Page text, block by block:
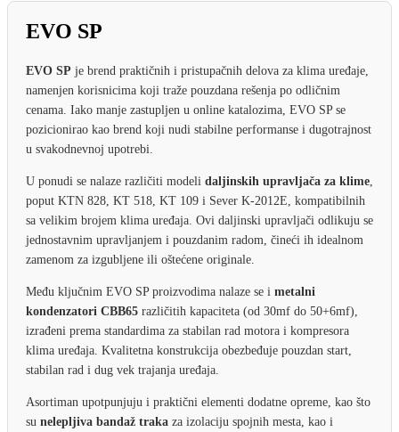
EVO SP
EVO SP je brend praktičnih i pristupačnih delova za klima uređaje,
namenjen korisnicima koji traže pouzdana rešenja po odličnim
cenama. Iako manje zastupljen u online katalozima, EVO SP se
pozicionirao kao brend koji nudi stabilne performanse i dugotrajnost
u svakodnevnoj upotrebi.
U ponudi se nalaze različiti modeli daljinskih upravljača za klime
poput KTN 828, KT 518, KT 109 i Sever K-2012E, kompatibilnih
sa velikim brojem klima uređaja. Ovi daljinski upravljači odlikuju se
jednostavnim upravljanjem i pouzdanim radom, čineći ih idealnom
zamenom za izgubljene ili oštećene originale.
Među ključnim EVO SP proizvodima nalaze se i metalni
kondenzatori CBB65 različitih kapaciteta (od 30mf do 50+6mf),
izrađeni prema standardima za stabilan rad motora i kompresora
klima uređaja. Kvalitetna konstrukcija obezbeđuje pouzdan start,
stabilan rad i dug vek trajanja uređaja.
Asortiman upotpunjuju i praktični elementi dodatne opreme, kao što
su nelepljiva bandaž traka za izolaciju spojnih mesta, kao i